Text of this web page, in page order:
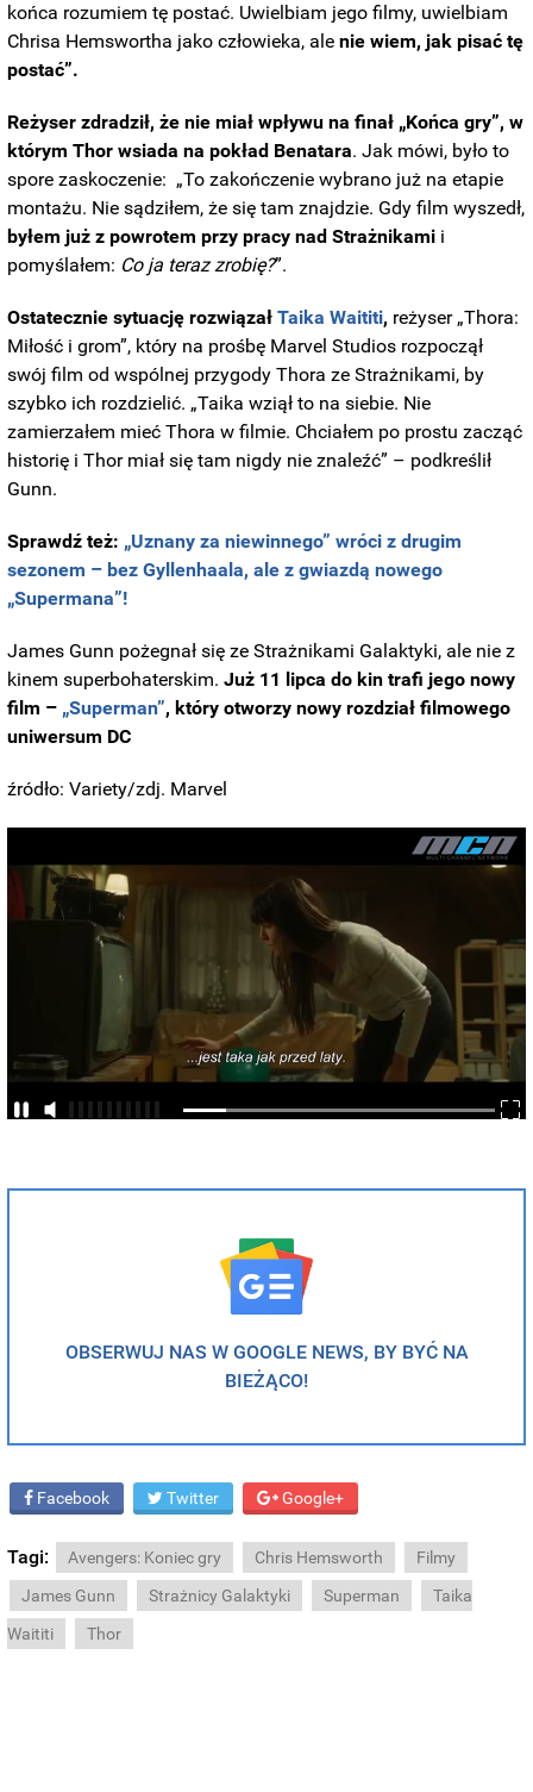
końca rozumiem tę postać. Uwielbiam jego filmy, uwielbiam
Chrisa Hemswortha jako człowieka, ale nie wiem, jak pisać tę
postać”.
Reżyser zdradził, że nie miał wpływu na finał „Końca gry”, w
którym Thor wsiada na pokład Benatara. Jak mówi, było to
spore zaskoczenie: „To zakończenie wybrano już na etapie
montażu. Nie sądziłem, że się tam znajdzie. Gdy film wyszedł,
byłem już z powrotem przy pracy nad Strażnikami i
pomyślałem: Co ja teraz zrobię?”.
Ostatecznie sytuację rozwiązałTaika Waititi, reżyser „Thora:
Miłość i grom”, który na prośbę Marvel Studios rozpoczął
swój film od wspólnej przygody Thora ze Strażnikami, by
szybko ich rozdzielić. „Taika wziął to na siebie. Nie
zamierzałem mieć Thora w filmie. Chciałem po prostu zacząć
historię i Thor miał się tam nigdy nie znaleźć” – podkreślił
Gunn.
Sprawdź też: „Uznany za niewinnego” wróci z drugim
sezonem – bez Gyllenhaala, ale z gwiazdą nowego
„Supermana”!
James Gunn pożegnał się ze Strażnikami Galaktyki, ale nie z
kinem superbohaterskim.Już 11 lipca do kin trafi jego nowy
film – „Superman”, który otworzy nowy rozdział filmowego
uniwersum DC
źródło: Variety/zdj. Marvel
OBSERWUJ NAS W GOOGLE NEWS, BY BYĆ NA
BIEŻĄCO!
Facebook Twitter Google+
Tagi: Avengers: Koniec gry Chris Hemsworth
Filmy
James Gunn
Strażnicy Galaktyki Superman
Taika
Waititi
Thor